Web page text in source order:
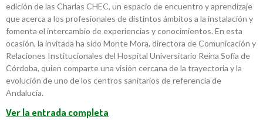
edición de las Charlas CHEC, un espacio de encuentro y aprendizaje
que acerca a los profesionales de distintos ámbitos a la instalación y
fomenta el intercambio de experiencias y conocimientos. En esta
ocasión, la invitada ha sido Monte Mora, directora de Comunicación y
Relaciones Institucionales del Hospital Universitario Reina Sofía de
Córdoba, quien comparte una visión cercana de la trayectoria y la
evolución de uno de los centros sanitarios de referencia de
Andalucía.
Ver la entrada completa